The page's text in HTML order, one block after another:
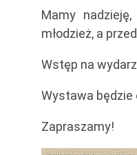
Mamy
młodzież, a
Wstęp na
Wystawa będzie
Zapraszamy!